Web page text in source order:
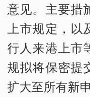
意见。主要措
上市规定，以
行人来港上市
规拟将保密提
扩大至所有新申